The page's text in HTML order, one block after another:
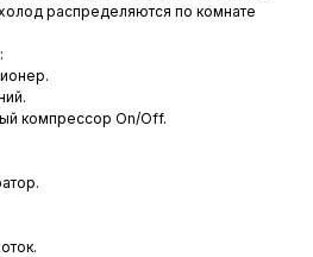
распределяются по комнате
компрессор On/Off.